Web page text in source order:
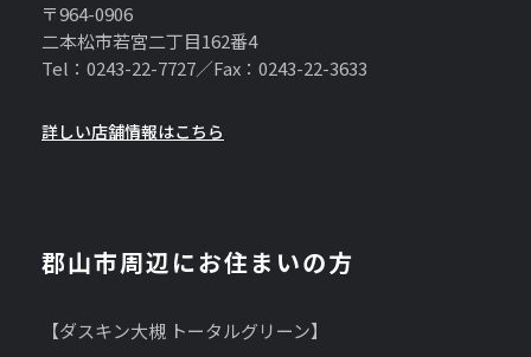
〒964-0906
二本松市若宮二丁目162番4
Tel：0243-22-7727／Fax：0243-22-3633
詳しい店舗情報はこちら
郡山市周辺にお住まいの方
【ダスキン大槻 トータルグリーン】